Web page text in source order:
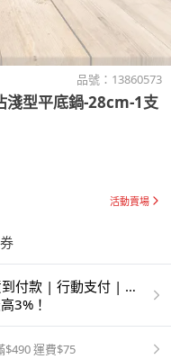
品號： 13860573
淺型平底鍋-28cm-1支
活動賣場
付款 | 行動支付 | 超
3%！
$490 運費$75